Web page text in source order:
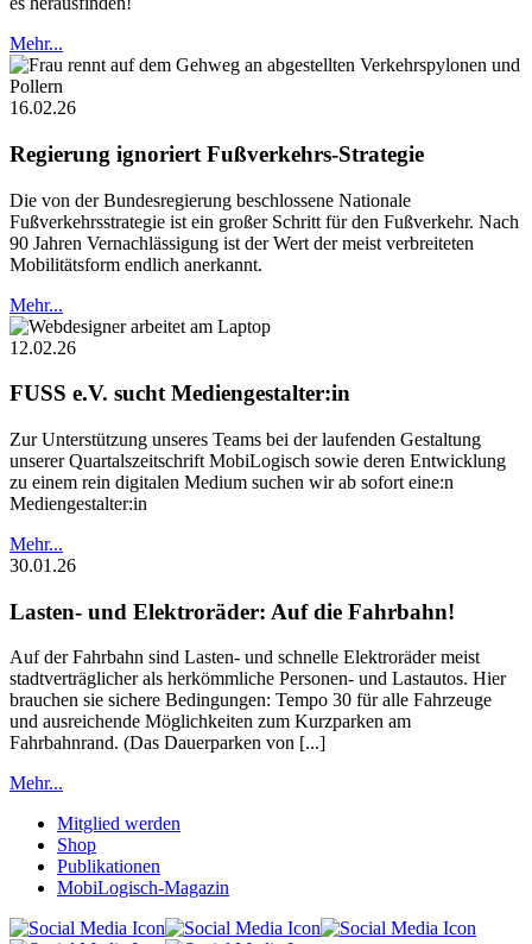
Mehr...
16.02.26
Regierung ignoriert Fußverkehrs-Strategie
Die von der Bundesregierung beschlossene Nationale
Fußverkehrsstrategie ist ein großer Schritt für den Fußverkehr. Nach
90 Jahren Vernachlässigung ist der Wert der meist verbreiteten
Mobilitätsform endlich anerkannt.
Mehr...
12.02.26
FUSS e.V. sucht Mediengestalter:in
Zur Unterstützung unseres Teams bei der laufenden Gestaltung
unserer Quartalszeitschrift MobiLogisch sowie deren Entwicklung
zu einem rein digitalen Medium suchen wir ab sofort eine:n
Mediengestalter:in
Mehr...
30.01.26
Lasten- und Elektroräder: Auf die Fahrbahn!
Auf der Fahrbahn sind Lasten- und schnelle Elektroräder meist
stadtverträglicher als herkömmliche Personen- und Lastautos. Hier
brauchen sie sichere Bedingungen: Tempo 30 für alle Fahrzeuge
und ausreichende Möglichkeiten zum Kurzparken am
Fahrbahnrand. (Das Dauerparken von [...]
Mehr...
Mitglied werden
Shop
Publikationen
MobiLogisch-Magazin